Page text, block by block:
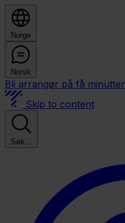
Norge
Norsk
Bli arrangør på få minutter
Skip to content
Søk...